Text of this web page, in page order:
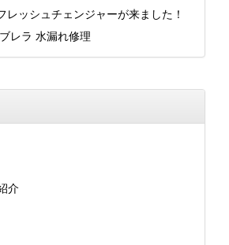
レッシュチェンジャーが来ました！
レラ 水漏れ修理
介